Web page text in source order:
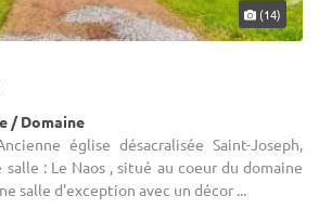
(14)
/ Domaine
église désacralisée Saint-Joseph,
: Le Naos , situé au coeur du domaine
salle d'exception avec un décor ...